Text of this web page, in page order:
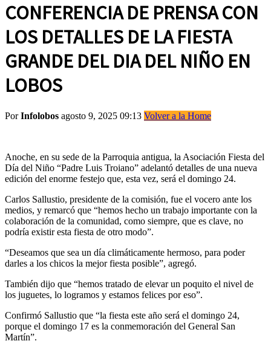
CONFERENCIA DE PRENSA CON
LOS DETALLES DE LA FIESTA
GRANDE DEL DIA DEL NIÑO EN
LOBOS
PorInfolobos agosto 9, 2025 09:13 Volver a la Home
Anoche, en su sede de la Parroquia antigua, la Asociación Fiesta del
Día del Niño “Padre Luis Troiano” adelantó detalles de una nueva
edición del enorme festejo que, esta vez, será el domingo 24.
Carlos Sallustio, presidente de la comisión, fue el vocero ante los
medios, y remarcó que “hemos hecho un trabajo importante con la
colaboración de la comunidad, como siempre, que es clave, no
podría existir esta fiesta de otro modo”.
“Deseamos que sea un día climáticamente hermoso, para poder
darles a los chicos la mejor fiesta posible”, agregó.
También dijo que “hemos tratado de elevar un poquito el nivel de
los juguetes, lo logramos y estamos felices por eso”.
Confirmó Sallustio que “la fiesta este año será el domingo 24,
porque el domingo 17 es la conmemoración del General San
Martín”.